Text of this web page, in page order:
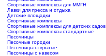
Спортивные комплексы для ММГН
Лавки для пресса и отдыха
Детские площадки
Спортивные комплексы
Спортивные комплексы для детских садов
Спортивные комплексы стандартные
Песочницы
Песочные городки
Песочницы открытые
Песочницы с навесом